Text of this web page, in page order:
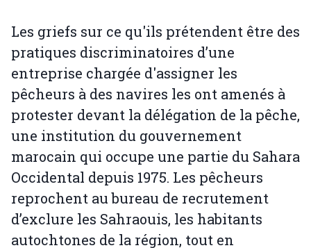
Les griefs sur ce qu'ils prétendent être des
pratiques discriminatoires d’une
entreprise chargée d'assigner les
pêcheurs à des navires les ont amenés à
protester devant la délégation de la pêche,
une institution du gouvernement
marocain qui occupe une partie du Sahara
Occidental depuis 1975. Les pêcheurs
reprochent au bureau de recrutement
d’exclure les Sahraouis, les habitants
autochtones de la région, tout en